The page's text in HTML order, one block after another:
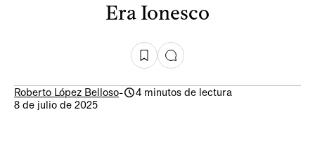
Era Ionesco
Roberto López Belloso-
4 minutos de lectura
8 de julio de 2025